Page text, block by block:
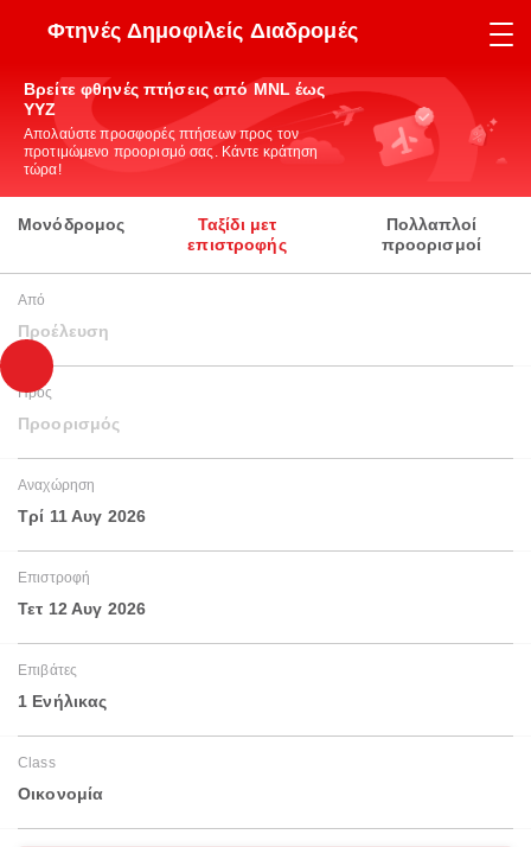
Φτηνές Δημοφιλείς Διαδρομές
Βρείτε φθηνές πτήσεις από MNL έως
YYZ
Απολαύστε προσφορές πτήσεων προς τον
προτιμώμενο προορισμό σας. Κάντε κράτηση
τώρα!
Μονόδρομος
Ταξίδι μετ
επιστροφής
Πολλαπλοί
προορισμοί
Από
Προέλευση
Προς
Προορισμός
Αναχώρηση
Τρί 11 Αυγ 2026
Επιστροφή
Τετ 12 Αυγ 2026
Επιβάτες
1 Ενήλικας
Class
Οικονομία